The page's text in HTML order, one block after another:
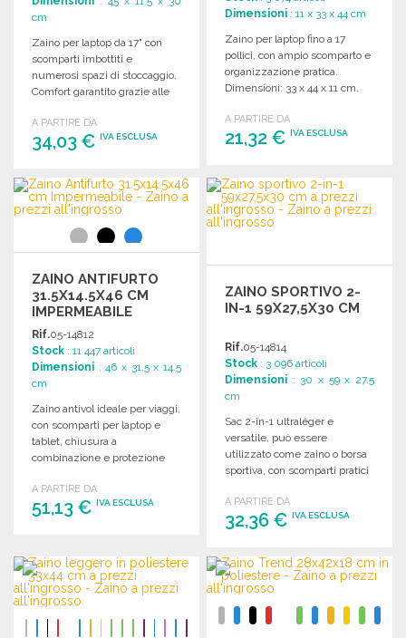
cm
Zaino per laptop da 17" con
scomparti imbottiti e
numerosi spazi di stoccaggio.
Comfort garantito grazie alle
A PARTIRE DA
34,03 € IVA ESCLUSA
ORDINARE
Richiedi un preventivo
Dimensioni : 11 x 33 x 44 cm
Zaino per laptop fino a 17
pollici, con ampio scomparto e
organizzazione pratica.
Dimensioni: 33 x 44 x 11 cm.
A PARTIRE DA
21,32 €IVA ESCLUSA
ORDINARE
Richiedi un preventivo
ZAINO ANTIFURTO
31.5X14.5X46 CM
IMPERMEABILE
Rif.05-14812
Stock : 11 447 articoli
Dimensioni : 46 x 31.5 x 14.5
cm
Zaino antivol ideale per viaggi,
con scomparti per laptop e
tablet, chiusura a
combinazione e protezione
46 cm.
A PARTIRE DA
51,13 € IVA ESCLUSA
Richiedi un preventivo
ZAINO SPORTIVO 2-
IN-1 59X27,5X30 CM
Rif.05-14814
Stock : 3 096 articoli
Dimensioni : 30 x 59 x 27.5
cm
Sac 2-in-1 ultraléger e
versatile, può essere
utilizzato come zaino o borsa
sportiva, con scomparti pratici
A PARTIRE DA
32,36 €IVA ESCLUSA
ORDINARE
Richiedi un preventivo